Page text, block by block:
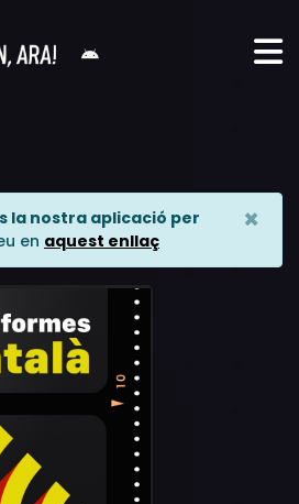
la nostra aplicació per
en aquest enllaç
×